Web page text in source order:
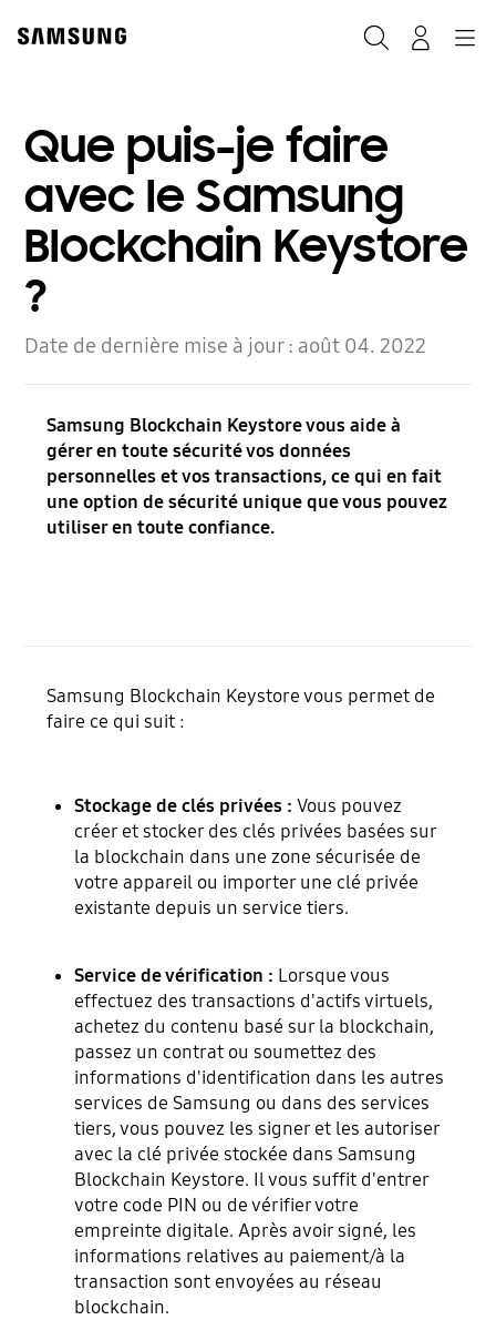
content
Que puis-je faire
avec le Samsung
Blockchain Keystore
?
Date de dernière mise à jour : août 04. 2022
Samsung Blockchain Keystore vous aide à
gérer en toute sécurité vos données
personnelles et vos transactions, ce qui en fait
une option de sécurité unique que vous pouvez
utiliser en toute confiance.
Samsung Blockchain Keystore vous permet de
faire ce qui suit :
Stockage de clés privées :Vous pouvez
créer et stocker des clés privées basées sur
la blockchain dans une zone sécurisée de
votre appareil ou importer une clé privée
existante depuis un service tiers.
Service de vérification : Lorsque vous
effectuez des transactions d'actifs virtuels,
achetez du contenu basé sur la blockchain,
passez un contrat ou soumettez des
informations d'identification dans les autres
services de Samsung ou dans des services
tiers, vous pouvez les signer et les autoriser
avec la clé privée stockée dans Samsung
Blockchain Keystore. Il vous suffit d'entrer
votre code PIN ou de vérifier votre
empreinte digitale. Après avoir signé, les
informations relatives au paiement/à la
transaction sont envoyées au réseau
blockchain.